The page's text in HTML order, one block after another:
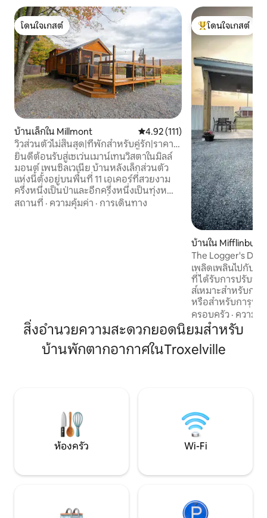
โดนใจเกสต์
โดนใจเกสต์
บ้านเล็กใน Millmont คะแนนเฉลี่ย 4.92 จาก 5, 111 รีวิว
4.92 (111)
วิวส่วนตัวไม่สิ้นสุด|ที่พักสำหรับคู่รัก|ราคา
ต่ำสุด |Wi-Fi
ยินดีต้อนรับสู่เซเว่นเมาน์เทนวิสตาในมิลล์
มอนต์ เพนซิลเวเนีย บ้านหลังเล็กส่วนตัว
แห่งนี้ตั้งอยู่บนพื้นที่ 11 เอเคอร์ที่สวยงาม
ครึ่งหนึ่งเป็นป่าและอีกครึ่งหนึ่งเป็นทุ่งหญ้า
กว้างโล่ง พร้อมวิวภูเขาที่สวยงามและ
สถานที่ · ความคุ้มค่า · การเดินทาง
โดนใจเกสต์ที่สุด
โดนใจเกสต์
บ้านใน Mifflinburg
The Logger's Den
เพลิดเพลินไปกับที่
ที่ได้รับการปรับปรุ
ส์เหมาะสำหรับก
หรือสำหรับการพั
ระหว่างสถานที่จัด
สวยงาม 2 แห่งท
แบบสำหรับผู้เข้า
อยู่ห่างเพียงไม่กี่น
ครอบครัว · ความคุ้
สิ่งอำนวยความสะดวกยอดนิยมสำหรับ
บ้านพักตากอากาศในTroxelville
ห้องครัว Wi-Fi